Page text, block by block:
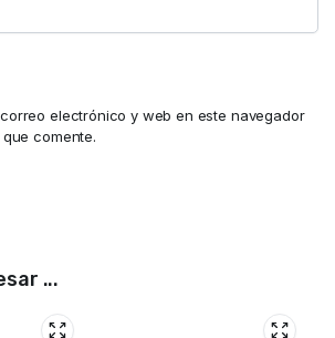
electrónico y web en este navegador
comente.
...